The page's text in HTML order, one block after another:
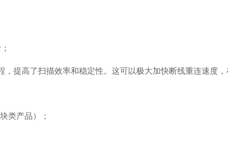
提高了扫描效率和稳定性。这可以极大加快断线重连速度
类产品）；